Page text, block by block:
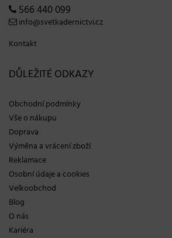
566 440 099
info@svetkadernictvi.cz
Kontakt
DŮLEŽITÉ ODKAZY
Obchodní podmínky
Vše o nákupu
Doprava
Výměna a vrácení zboží
Reklamace
Osobní údaje a cookies
Velkoobchod
Blog
O nás
Kariéra